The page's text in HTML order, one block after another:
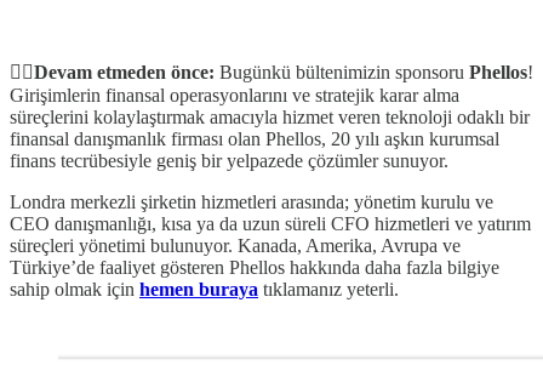
✋🏻Devam etmeden önce: Bugünkü bültenimizin sponsoru Phellos!
Girişimlerin finansal operasyonlarını ve stratejik karar alma
süreçlerini kolaylaştırmak amacıyla hizmet veren teknoloji odaklı bir
finansal danışmanlık firması olan Phellos, 20 yılı aşkın kurumsal
finans tecrübesiyle geniş bir yelpazede çözümler sunuyor.
Londra merkezli şirketin hizmetleri arasında; yönetim kurulu ve
CEO danışmanlığı, kısa ya da uzun süreli CFO hizmetleri ve yatırım
süreçleri yönetimi bulunuyor. Kanada, Amerika, Avrupa ve
Türkiye’de faaliyet gösteren Phellos hakkında daha fazla bilgiye
sahip olmak için hemen buraya tıklamanız yeterli.